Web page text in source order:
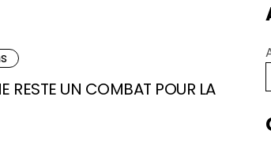
RESTE UN COMBAT POUR LA